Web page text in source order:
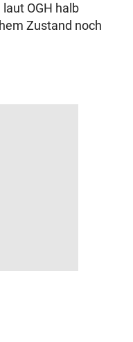
OGH halb
Zustand noch